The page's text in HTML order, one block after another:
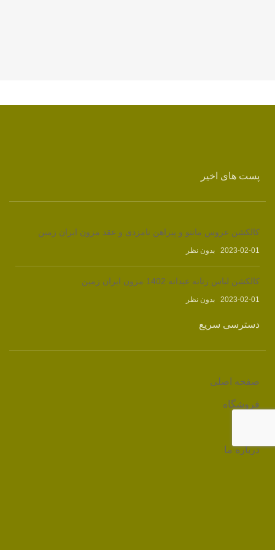
پست های اخیر
کالکشن عروس مانتو و پیراهن نامزدی و عقد مزون ایران زمین
2023-02-01 بدون نظر
کالکشن لباس زنانه عیدانه 1402 مزون ایران زمین
2023-02-01 بدون نظر
دسترسی سریع
صفحه اصلی
فروشگاه
درباره ما